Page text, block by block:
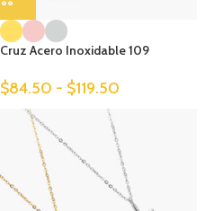
Cruz Acero Inoxidable 109
$84.50 - $119.50